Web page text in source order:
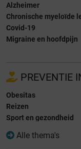
Alzheimer
Chronische myeloïde
Covid-19
Migraine en hoofdpijn
PREVENTIE
Obesitas
Reizen
Sport en gezondheid
Alle thema's